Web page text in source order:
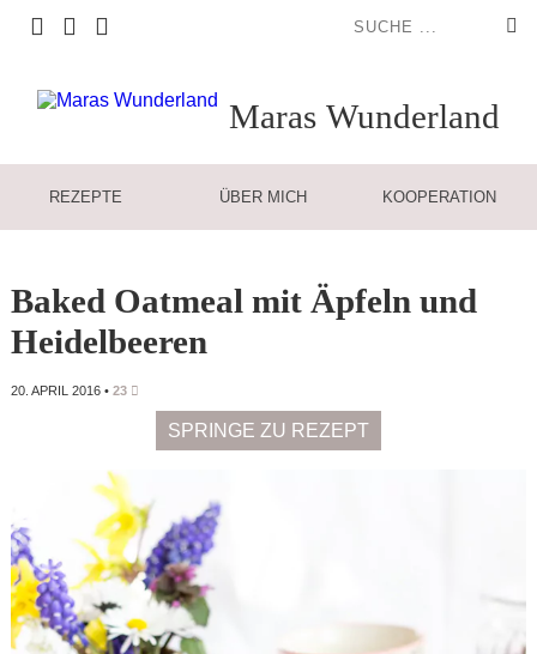
Maras Wunderland
REZEPTE ÜBER MICH KOOPERATION
Baked Oatmeal mit Äpfeln und
Heidelbeeren
20. APRIL 2016• 23
SPRINGE ZU REZEPT